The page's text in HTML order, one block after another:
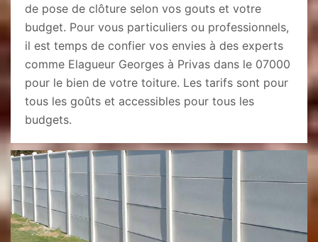
de pose de clôture selon vos gouts et votre
budget. Pour vous particuliers ou professionnels,
il est temps de confier vos envies à des experts
comme Elagueur Georges à Privas dans le 07000
pour le bien de votre toiture. Les tarifs sont pour
tous les goûts et accessibles pour tous les
budgets.